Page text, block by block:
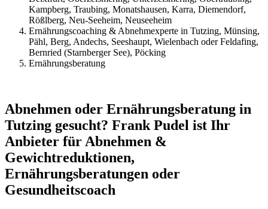
Kampberg, Traubing, Monatshausen, Karra, Diemendorf,
Rößlberg, Neu-Seeheim, Neuseeheim
Ernährungscoaching & Abnehmexperte in Tutzing, Münsing,
Pähl, Berg, Andechs, Seeshaupt, Wielenbach oder Feldafing,
Bernried (Starnberger See), Pöcking
Ernährungsberatung
Abnehmen oder Ernährungsberatung in
Tutzing gesucht? Frank Pudel ist Ihr
Anbieter für Abnehmen &
Gewichtreduktionen,
Ernährungsberatungen oder
Gesundheitscoach